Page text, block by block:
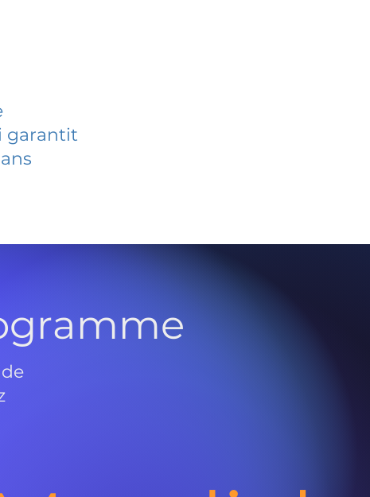
garantit